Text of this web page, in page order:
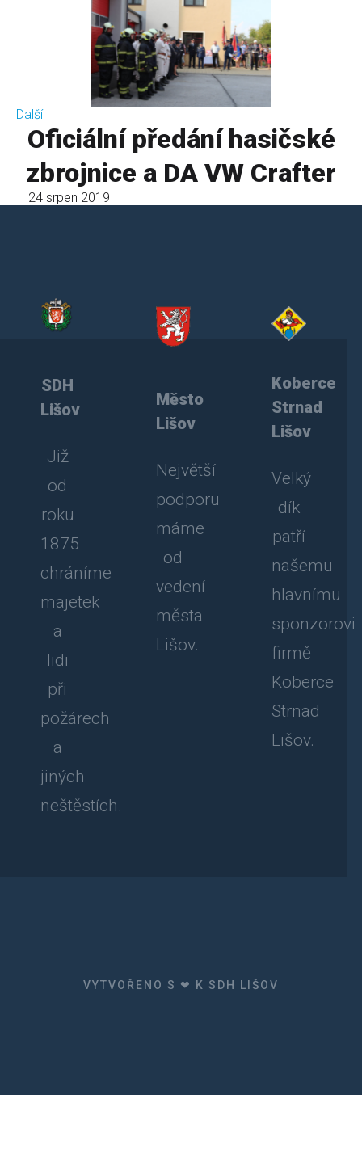
Další
Oficiální předání hasičské
zbrojnice a DA VW Crafter
24 srpen 2019
SDH
Lišov
Již
od
roku
1875
chráníme
majetek
a
lidi
při
požárech
a
jiných
neštěstích.
Město
Lišov
Největší
podporu
máme
od
vedení
města
Lišov.
Koberce
Strnad
Lišov
Velký
dík
patří
našemu
hlavnímu
sponzorovi
firmě
Koberce
Strnad
Lišov.
VYTVOŘENO S ❤ K SDH LIŠOV